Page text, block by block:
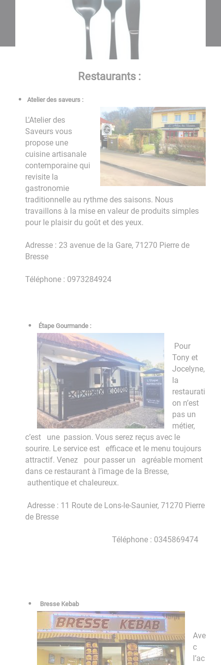
Restaurants :
Atelier des saveurs :
L'Atelier des
Saveurs vous
propose une
cuisine artisanale
contemporaine qui
revisite la
gastronomie
traditionnelle au rythme des saisons. Nous
travaillons à la mise en valeur de produits simples
pour le plaisir du goût et des yeux.
Adresse : 23 avenue de la Gare, 71270 Pierre de
Bresse
Téléphone : 0973284924
Étape Gourmande :
Pour
Tony et
Jocelyne,
la
restaurati
on n’est
pas un
métier,
c’est une passion. Vous serez reçus avec le
sourire. Le service est efficace et le menu toujours
attractif. Venez pour passer un agréable moment
dans ce restaurant à l’image de la Bresse,
authentique et chaleureux.
Adresse : 11 Route de Lons-le-Saunier, 71270 Pierre
de Bresse
Téléphone : 0345869474
Bresse Kebab
Ave
c
l’ac